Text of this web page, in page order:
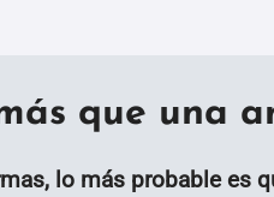
que una
lo más probable es